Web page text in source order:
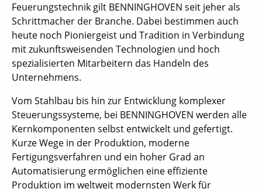
Feuerungstechnik gilt BENNINGHOVEN seit jeher als
Schrittmacher der Branche. Dabei bestimmen auch
heute noch Pioniergeist und Tradition in Verbindung
mit zukunftsweisenden Technologien und hoch
spezialisierten Mitarbeitern das Handeln des
Unternehmens.
Vom Stahlbau bis hin zur Entwicklung komplexer
Steuerungssysteme, bei BENNINGHOVEN werden alle
Kernkomponenten selbst entwickelt und gefertigt.
Kurze Wege in der Produktion, moderne
Fertigungsverfahren und ein hoher Grad an
Automatisierung ermöglichen eine effiziente
Produktion im weltweit modernsten Werk für